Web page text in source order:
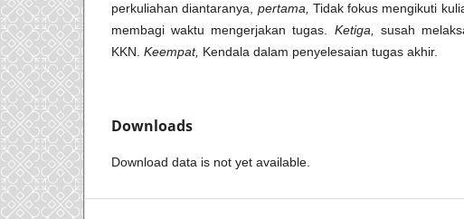
perkuliahan diantaranya, pertama, Tidak fokus mengikuti
membagi waktu mengerjakan tugas. Ketiga, susah
KKN. Keempat, Kendala dalam penyelesaian tugas akhir.
Downloads
Download data is not yet available.